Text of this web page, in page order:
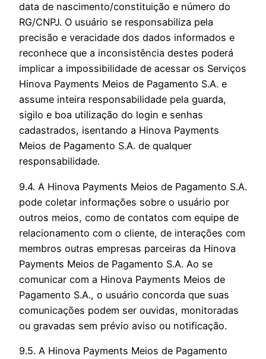
data de nascimento/constituição e número do
RG/CNPJ. O usuário se responsabiliza pela
precisão e veracidade dos dados informados e
reconhece que a inconsistência destes poderá
implicar a impossibilidade de acessar os Serviços
Hinova Payments Meios de Pagamento S.A. e
assume inteira responsabilidade pela guarda,
sigilo e boa utilização do login e senhas
cadastrados, isentando a Hinova Payments
Meios de Pagamento S.A. de qualquer
responsabilidade.
9.4. A Hinova Payments Meios de Pagamento S.A.
pode coletar informações sobre o usuário por
outros meios, como de contatos com equipe de
relacionamento com o cliente, de interações com
membros outras empresas parceiras da Hinova
Payments Meios de Pagamento S.A. Ao se
comunicar com a Hinova Payments Meios de
Pagamento S.A., o usuário concorda que suas
comunicações podem ser ouvidas, monitoradas
ou gravadas sem prévio aviso ou notificação.
9.5. A Hinova Payments Meios de Pagamento